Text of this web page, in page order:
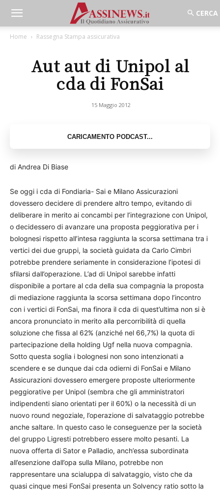
Home Rassegna Stampa assicurativa
Aut aut di Unipol al
cda di FonSai
15 Maggio 2012
di Andrea Di Biase
Se oggi i cda di Fondiaria- Sai e Milano Assicurazioni
dovessero decidere di prendere altro tempo, evitando di
deliberare in merito ai concambi per l’integrazione con Unipol,
o decidessero di avanzare una proposta peggiorativa per i
bolognesi rispetto all’intesa raggiunta la scorsa settimana tra i
vertici dei due gruppi, la società guidata da Carlo Cimbri
potrebbe prendere seriamente in considerazione l’ipotesi di
sfilarsi dall’operazione. L’ad di Unipol sarebbe infatti
disponibile a portare al cda della sua compagnia la proposta
di mediazione raggiunta la scorsa settimana dopo l’incontro
con i vertici di FonSai, ma finora il cda di quest’ultima non si è
ancora pronunciato in merito alla percorribilità di quella
soluzione che fissa al 62% (anziché nel 66,7%) la quota di
partecipazione della holding Ugf nella nuova compagnia.
Sotto questa soglia i bolognesi non sono intenzionati a
scendere e se dunque dai cda odierni di FonSai e Milano
Assicurazioni dovessero emergere proposte ulteriormente
peggiorative per Unipol (sembra che gli amministratori
indipendenti siano orientati per il 60%) o la necessità di un
nuovo round negoziale, l’operazione di salvataggio potrebbe
anche saltare. In questo caso le conseguenze per la società
del gruppo Ligresti potrebbero essere molto pesanti. La
nuova offerta di Sator e Palladio, anch’essa subordinata
all’esenzione dall’opa sulla Milano, potrebbe non
rappresentare una scialuppa di salvataggio, visto che da
quasi cinque mesi FonSai presenta un Solvency ratio sotto la